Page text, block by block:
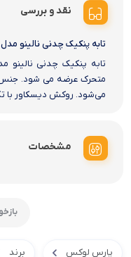
نقد و بررسی
تابه پنکیک چدنی نالینو مدل Pancake سایز 30
متحرک عرضه می شود. جنس
می‌شود. روکش دیسکاور با
مشخصات
پارس لوکس برند